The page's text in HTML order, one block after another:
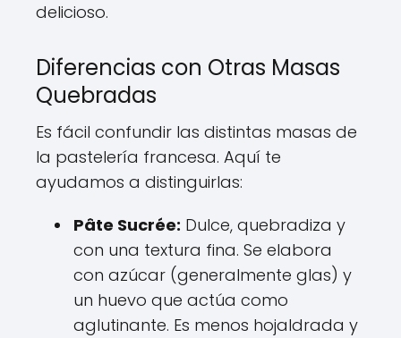
delicioso.
Diferencias con Otras Masas
Quebradas
Es fácil confundir las distintas masas de
la pastelería francesa. Aquí te
ayudamos a distinguirlas:
Pâte Sucrée: Dulce, quebradiza y
con una textura fina. Se elabora
con azúcar (generalmente glas) y
un huevo que actúa como
aglutinante. Es menos hojaldrada y